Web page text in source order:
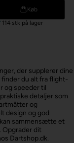
Køb
114 stk på lager
der supplerer dine
finder du alt fra flight-
og speeder til
detaljer som
og
design og god
sammensætte et
dit
Dartshop.dk.